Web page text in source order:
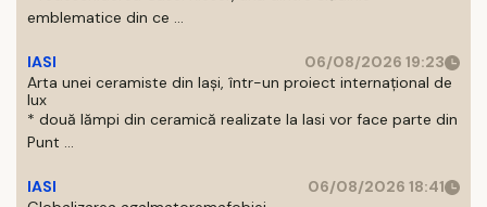
emblematice din ce ...
IASI
06/08/2026 19:23
Arta unei ceramiste din Iași, într-un proiect internațional de
lux
* două lămpi din ceramică realizate la Iasi vor face parte din
Punt ...
IASI
06/08/2026 18:41